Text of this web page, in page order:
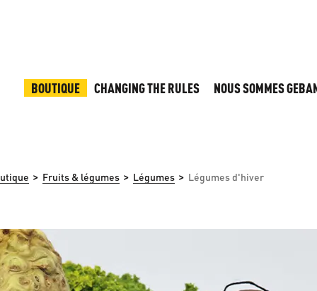
BOUTIQUE CHANGING THE RULES NOUS SOMMES
> Fruits & légumes > Légumes > Légumes d'hiver